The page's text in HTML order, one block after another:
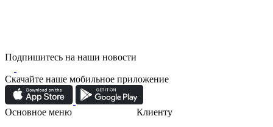
Подпишитесь на наши новости
Скачайте наше мобильное приложение
Основное меню
Клиенту